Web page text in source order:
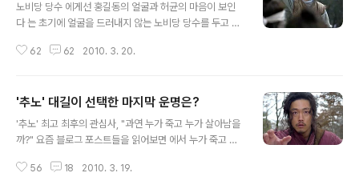
노비당 당수 에게선 홍길동의 얼굴과 허균의 마음이 보인
다 는 초기에 얼굴을 드러내지 않는 노비당 당수를 두고 말
까 모두들 궁금했었지요. 물론 업복이도 그분이 누굴까 무
분"이라고 했습니다. 그리고 어느 날 홀연히 그분이 나타났
습니다. 업복이 등이 양반 암살임무를 수행하다 위기에 처
하자 바람처럼 나타나 그들을 구한 것입니다. 그분의 무예
고 그분의 얼굴을 보았는데 이제 갓 약관의 청년입니다. 이
62 62 2010. 3. 20.
'추노' 대길이 선택한 마지막 운명은?
'추노' 최고 최후의 관심사, "과연 누가 죽고 누가 살아남을
까?" 요즘 블로그 포스트들을 읽어보면 에서 누가 죽고 누
보면 도 곧 끝날 때가 되었다는 뜻이로군요. 아쉬운 일입니
56 18 2010. 3. 19.